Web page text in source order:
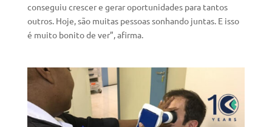
conseguiu crescer e gerar oportunidades para tantos
outros. Hoje, são muitas pessoas sonhando juntas. E isso
é muito bonito de ver”, afirma.